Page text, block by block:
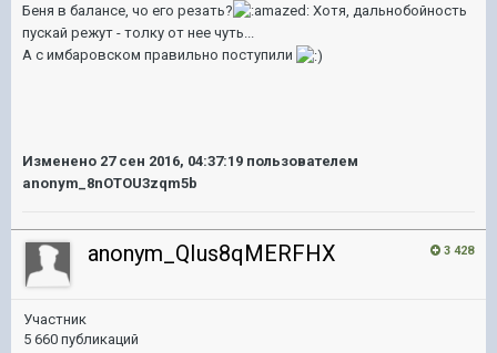
Беня в балансе, чо его резать?
Хотя, дальнобойность
пускай режут - толку от нее чуть...
А с имбаровском правильно поступили
Изменено 27 сен 2016, 04:37:19 пользователем
anonym_8nOTOU3zqm5b
3 428
anonym_QIus8qMERFHX
Участник
5 660 публикаций